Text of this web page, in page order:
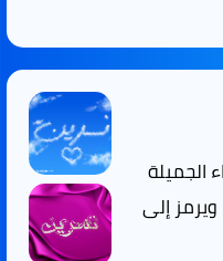
الجميلة
ويرمز إلى